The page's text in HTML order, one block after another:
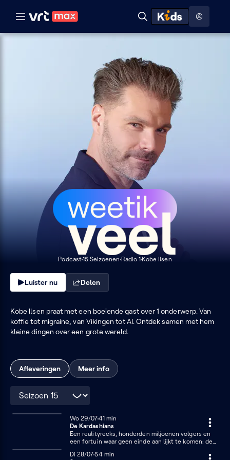
Naar hoofdinhoud Naar audiodescriptie Naar help
menu
Zoeken
ontdekken
Weetikveel
Podcast15 Seizoenen Radio 1Kobe Ilsen
Luister nu Delen
Kobe Ilsen praat met een boeiende gast over 1 onderwerp. Van
koffie tot migraine, van Vikingen tot AI. Ontdek samen met hem
kleine dingen over een grote wereld.
Afleveringen Meer info
Woensdag 29 juli
Wo 29/0741 minuten
41 min
De Kardashians
Een realityreeks, honderden miljoenen volgers en
een fortuin waar geen einde aan lijkt te komen: de
uit tot een miljardenimperium? Showbizzjournaliste
Dinsdag 28 juli
Di 28/0754 minuten
54 min